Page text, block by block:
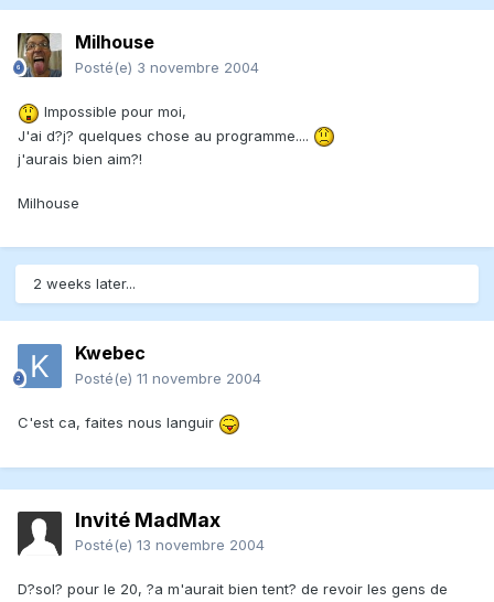
Milhouse
Posté(e) 3 novembre 2004
Impossible pour moi,
J'ai d?j? quelques chose au programme....
j'aurais bien aim?!
Milhouse
2 weeks later...
Kwebec
Posté(e) 11 novembre 2004
C'est ca, faites nous languir
Invité MadMax
Posté(e) 13 novembre 2004
D?sol? pour le 20, ?a m'aurait bien tent? de revoir les gens de